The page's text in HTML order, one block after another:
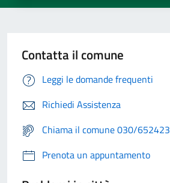
Contatta il comune
Leggi le domande frequenti
Richiedi Assistenza
Chiama il comune 030/652423
Prenota un appuntamento